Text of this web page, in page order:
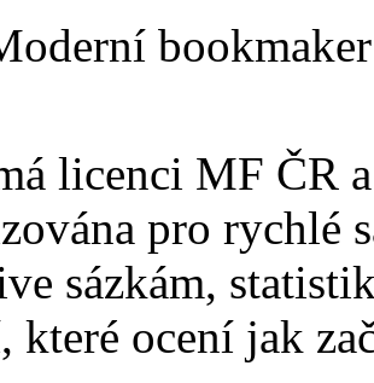
licenci MF ČR
pro rychlé
sázkám,
které ocení jak